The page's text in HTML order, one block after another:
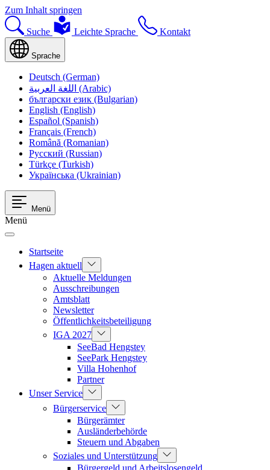
Zum Inhalt springen
Suche Leichte Sprache Kontakt
Sprache
Deutsch (German)
اللغة العربية (Arabic)
български език (Bulgarian)
English (English)
Español (Spanish)
Français (French)
Română (Romanian)
Русский (Russian)
Türkçe (Turkish)
Українська (Ukrainian)
Menü
Menü
Startseite
Hagen aktuell
Aktuelle Meldungen
Ausschreibungen
Amtsblatt
Newsletter
Öffentlichkeitsbeteiligung
IGA 2027
SeeBad Hengstey
SeePark Hengstey
Villa Hohenhof
Partner
Unser Service
Bürgerservice
Bürgerämter
Ausländerbehörde
Steuern und Abgaben
Soziales und Unterstützung
Bürgergeld und Arbeitslosengeld